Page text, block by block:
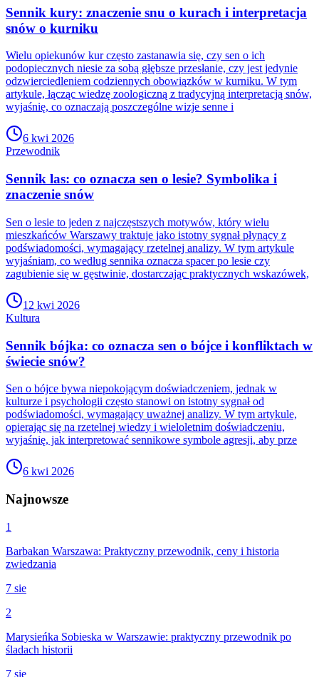
Sennik kury: znaczenie snu o kurach i interpretacja
snów o kurniku
Wielu opiekunów kur często zastanawia się, czy sen o ich
podopiecznych niesie za sobą głębsze przesłanie, czy jest jedynie
odzwierciedleniem codziennych obowiązków w kurniku. W tym
artykule, łącząc wiedzę zoologiczną z tradycyjną interpretacją snów,
wyjaśnię, co oznaczają poszczególne wizje senne i
6 kwi 2026
Przewodnik
Sennik las: co oznacza sen o lesie? Symbolika i
znaczenie snów
Sen o lesie to jeden z najczęstszych motywów, który wielu
mieszkańców Warszawy traktuje jako istotny sygnał płynący z
podświadomości, wymagający rzetelnej analizy. W tym artykule
wyjaśniam, co według sennika oznacza spacer po lesie czy
zagubienie się w gęstwinie, dostarczając praktycznych wskazówek,
12 kwi 2026
Kultura
Sennik bójka: co oznacza sen o bójce i konfliktach w
świecie snów?
Sen o bójce bywa niepokojącym doświadczeniem, jednak w
kulturze i psychologii często stanowi on istotny sygnał od
podświadomości, wymagający uważnej analizy. W tym artykule,
opierając się na rzetelnej wiedzy i wieloletnim doświadczeniu,
wyjaśnię, jak interpretować sennikowe symbole agresji, aby prze
6 kwi 2026
Najnowsze
1
Barbakan Warszawa: Praktyczny przewodnik, ceny i historia
zwiedzania
7 sie
2
Marysieńka Sobieska w Warszawie: praktyczny przewodnik po
śladach historii
7 sie